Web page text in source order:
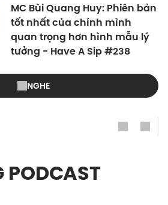
MC Bùi Quang Huy: Phiên bản
tốt nhất của chính mình
quan trọng hơn hình mẫu lý
tưởng - Have A Sip #238
NGHE
PODCAST